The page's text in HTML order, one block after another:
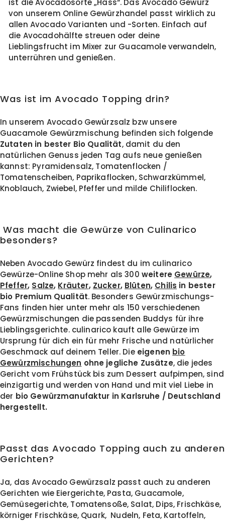
ist die Avocadosorte „Hass“. Das Avocado Gewürz
von unserem Online Gewürzhandel passt wirklich zu
allen Avocado Varianten und -Sorten. Einfach auf
die Avocadohälfte streuen oder deine
Lieblingsfrucht im Mixer zur Guacamole verwandeln,
unterrühren und genießen.
Was ist im Avocado Topping drin?
In unserem Avocado Gewürzsalz bzw unsere
Guacamole Gewürzmischung befinden sich folgende
Zutaten in bester Bio Qualität, damit du den
natürlichen Genuss jeden Tag aufs neue genießen
kannst: Pyramidensalz, Tomatenflocken /
Tomatenscheiben, Paprikaflocken, Schwarzkümmel,
Knoblauch, Zwiebel, Pfeffer und milde Chiliflocken.
Was macht die Gewürze von Culinarico
besonders?
Neben Avocado Gewürz findest du im culinarico
Gewürze-Online Shop mehr als 300 weitere Gewürze,
Pfeffer, Salze, Kräuter, Zucker, Blüten, Chilis in bester
bio Premium Qualität. Besonders Gewürzmischungs-
Fans finden hier unter mehr als 150 verschiedenen
Gewürzmischungen die passenden Buddys für ihre
Lieblingsgerichte. culinarico kauft alle Gewürze im
Ursprung für dich ein für mehr Frische und natürlicher
Geschmack auf deinem Teller. Die eigenen bio
Gewürzmischungen ohne jegliche Zusätze, die jedes
Gericht vom Frühstück bis zum Dessert aufpimpen, sind
einzigartig und werden von Hand und mit viel Liebe in
der bio Gewürzmanufaktur in Karlsruhe / Deutschland
hergestellt.
Passt das Avocado Topping auch zu anderen
Gerichten?
Ja, das Avocado Gewürzsalz passt auch zu anderen
Gerichten wie Eiergerichte, Pasta, Guacamole,
Gemüsegerichte, Tomatensoße, Salat, Dips, Frischkäse,
körniger Frischkäse, Quark, Nudeln, Feta, Kartoffeln,